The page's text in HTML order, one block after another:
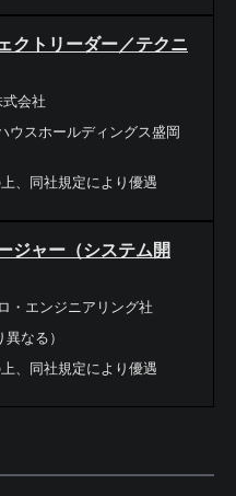
クトリーダー／テクニ
会社
ウスホールディングス盛岡
、同社規定により優遇
ジャー（システム開
・エンジニアリング社
なる）
、同社規定により優遇